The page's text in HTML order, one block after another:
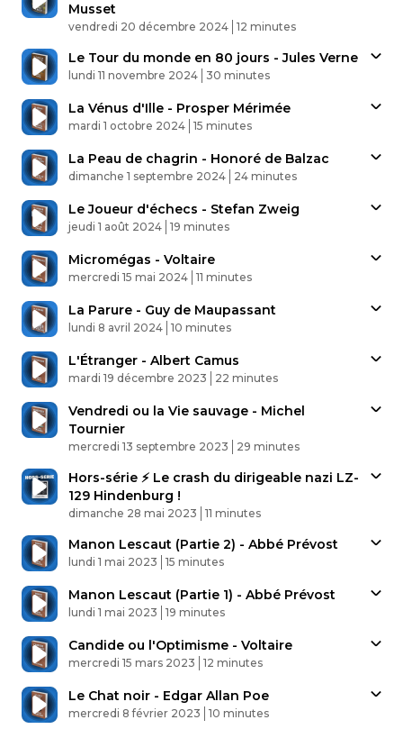
Musset
Published At
vendredi 20 décembre 2024 Time
12 minutes
Le Tour du monde en 80 jours - Jules Verne
Published At
lundi 11 novembre 2024 Time
30 minutes
La Vénus d'Ille - Prosper Mérimée
Published At
mardi 1 octobre 2024 Time
15 minutes
La Peau de chagrin - Honoré de Balzac
Published At
dimanche 1 septembre 2024 Time
24 minutes
Le Joueur d'échecs - Stefan Zweig
Published At
jeudi 1 août 2024 Time
19 minutes
Micromégas - Voltaire
Published At
mercredi 15 mai 2024 Time
11 minutes
La Parure - Guy de Maupassant
Published At
lundi 8 avril 2024 Time
10 minutes
L'Étranger - Albert Camus
Published At
mardi 19 décembre 2023 Time
22 minutes
Vendredi ou la Vie sauvage - Michel
Tournier
Published At
mercredi 13 septembre 2023 Time
29 minutes
Hors-série ⚡ Le crash du dirigeable nazi LZ-
129 Hindenburg !
Published At
dimanche 28 mai 2023 Time
11 minutes
Manon Lescaut (Partie 2) - Abbé Prévost
Published At
lundi 1 mai 2023 Time
15 minutes
Manon Lescaut (Partie 1) - Abbé Prévost
Published At
lundi 1 mai 2023 Time
19 minutes
Candide ou l'Optimisme - Voltaire
Published At
mercredi 15 mars 2023 Time
12 minutes
Le Chat noir - Edgar Allan Poe
Published At
mercredi 8 février 2023 Time
10 minutes